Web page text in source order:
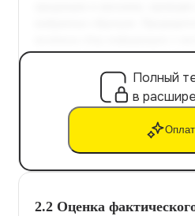
Полный
в
2.2 Оценка